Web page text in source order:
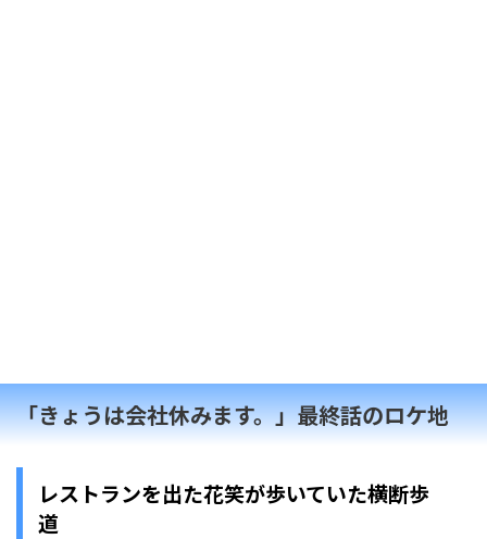
「きょうは会社休みます。」最終話のロケ地
レストランを出た花笑が歩いていた横断歩
道